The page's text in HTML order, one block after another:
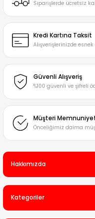
Siparişlerde ücretsiz
Kredi Kartına Taksit
Alışverişlerinizde
Güvenli Alışveriş
%100 güvenli ve şifreli
Müşteri
Önceliğimiz daima
Hakkımızda
Kategoriler